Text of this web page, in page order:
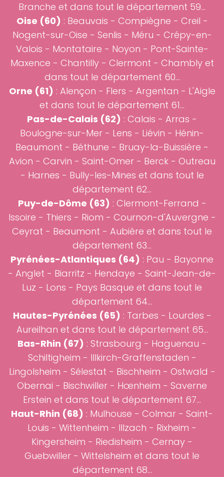
Branche et dans tout le département 59...
Oise (60) : Beauvais - Compiègne - Creil -
Nogent-sur-Oise - Senlis - Méru - Crépy-en-
Valois - Montataire - Noyon - Pont-Sainte-
Maxence - Chantilly - Clermont - Chambly et
dans tout le département 60...
Orne (61) : Alençon - Flers - Argentan - L'Aigle
et dans tout le département 61...
Pas-de-Calais (62) : Calais - Arras -
Boulogne-sur-Mer - Lens - Liévin - Hénin-
Beaumont - Béthune - Bruay-la-Buissière -
Avion - Carvin - Saint-Omer - Berck - Outreau
- Harnes - Bully-les-Mines et dans tout le
département 62...
Puy-de-Dôme (63) : Clermont-Ferrand -
Issoire - Thiers - Riom - Cournon-d'Auvergne -
Ceyrat - Beaumont - Aubière et dans tout le
département 63...
Pyrénées-Atlantiques (64) : Pau - Bayonne
- Anglet - Biarritz - Hendaye - Saint-Jean-de-
Luz - Lons - Pays Basque et dans tout le
département 64...
Hautes-Pyrénées (65) : Tarbes - Lourdes -
Aureilhan et dans tout le département 65...
Bas-Rhin (67) : Strasbourg - Haguenau -
Schiltigheim - Illkirch-Graffenstaden -
Lingolsheim - Sélestat - Bischheim - Ostwald -
Obernai - Bischwiller - Hœnheim - Saverne
Erstein et dans tout le département 67...
Haut-Rhin (68) : Mulhouse - Colmar - Saint-
Louis - Wittenheim - Illzach - Rixheim -
Kingersheim - Riedisheim - Cernay -
Guebwiller - Wittelsheim et dans tout le
département 68...